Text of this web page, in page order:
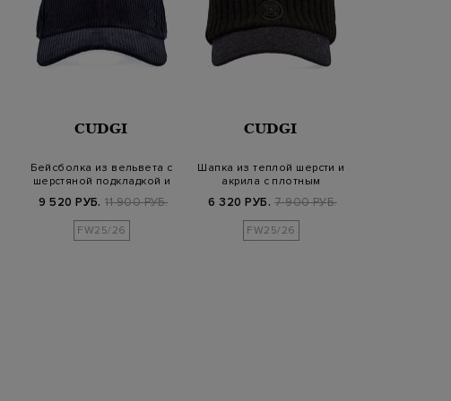
CUDGI
Бейсболка из вельвета с
шерстяной подкладкой и
9 520 РУБ. 11 900 РУБ.
FW25/26
CUDGI
Шапка из теплой шерсти и
акрила с плотным
6 320 РУБ. 7 900 РУБ.
FW25/26